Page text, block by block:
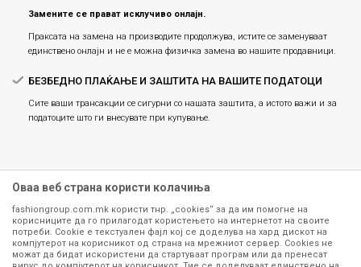
Замените се прават исклучиво онлајн.
Праксата на замена на производите продолжува, истите се заменуваат
единствено онлајн и не е можна физичка замена во нашите продавници.
БЕЗБЕДНО ПЛАЌАЊЕ И ЗАШТИТА НА ВАШИТЕ ПОДАТОЦИ
Сите ваши трансакции се сигурни со нашата заштита, а истото важи и за
податоците што ги внесувате при купување.
Оваа веб страна користи колачиња
fashiongroup.com.mk користи тнр. „cookies“ за да им помогне на
корисниците да го прилагодат користењето на интернетот на своите
потреби. Cookie е текстуален фајл кој се доделува на хард дискот на
компјутерот на корисникот од страна на мрежниот сервер. Cookies не
можат да бидат искористени да стартуваат програм или да пренесат